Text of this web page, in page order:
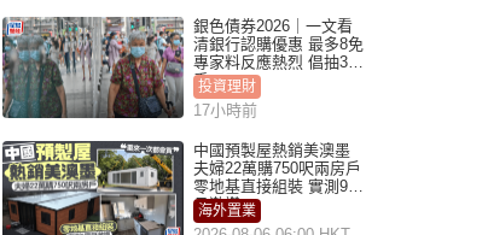
銀色債券2026｜一文看
清銀行認購優惠 最多8免
專家料反應熱烈 倡抽30
手
投資理財
17小時前
中國預製屋熱銷美澳墨
夫婦22萬購750呎兩房戶
零地基直接組裝 實測9個
月激讚
海外置業